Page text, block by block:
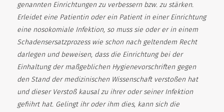
genannten Einrichtungen zu verbessern bzw. zu stärken.
Erleidet eine Patientin oder ein Patient in einer Einrichtung
eine nosokomiale Infektion, so muss sie oder er in einem
Schadensersatzprozess wie schon nach geltendem Recht
darlegen und beweisen, dass die Einrichtung bei der
Einhaltung der maßgeblichen Hygienevorschriften gegen
den Stand der medizinischen Wissenschaft verstoßen hat
und dieser Verstoß kausal zu ihrer oder seiner Infektion
gefiihrt hat. Gelingt ihr oder ihm dies, kann sich die